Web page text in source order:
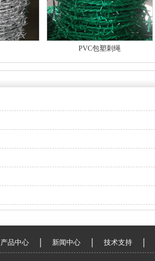
PVC包塑刺绳
产品中心 新闻中心 技术支持